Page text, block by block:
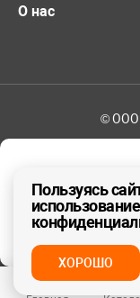
ДА, ВЕРНО
О нас
© ООО
Пользуясь
ХОРОШО